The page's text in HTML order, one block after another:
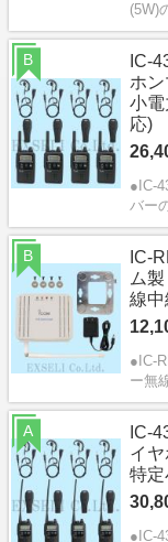
(5W)
IC-
ホ
小
応)
●IC-
バー
B
IC-
ム
線中
●IC-
ー無
B
IC-
イ
特
●IC-
A